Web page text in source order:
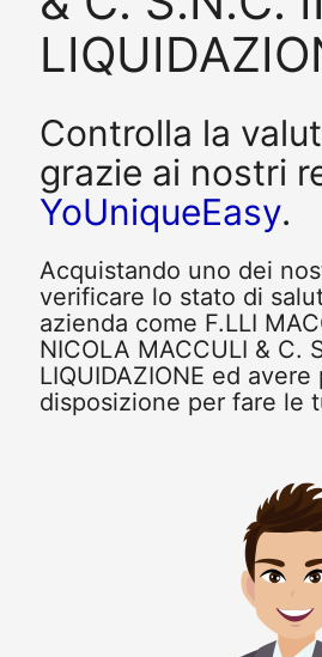
Controlla la
grazie ai nostri
YoUniqueEasy.
Acquistando uno dei
verificare lo stato di
azienda come F.LLI
NICOLA MACCULI & C.
LIQUIDAZIONE ed
disposizione per fare le